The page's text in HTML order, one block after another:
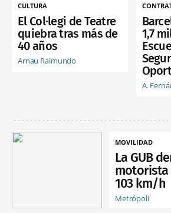
CULTURA
El Col·legi de Teatre
quiebra tras más de
40 años
Arnau Raimundo
1,7
A.
MOVILIDAD
La GUB
motorista
103 km/h
Metrópoli